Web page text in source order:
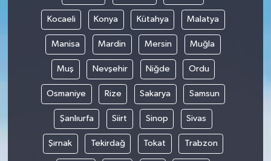
Kocaeli Konya Kütahya Malatya
Manisa Mardin Mersin Muğla
Muş Nevşehir Niğde Ordu
Osmaniye Rize Sakarya Samsun
Şanlıurfa Siirt Sinop Sivas
Şırnak Tekirdağ Tokat Trabzon